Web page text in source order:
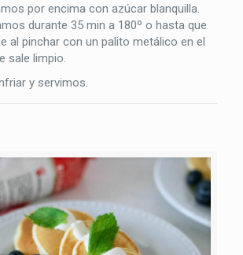
por encima con azúcar blanquilla.
durante 35 min a 180º o hasta que
al pinchar con un palito metálico en el
sale limpio.
y servimos.